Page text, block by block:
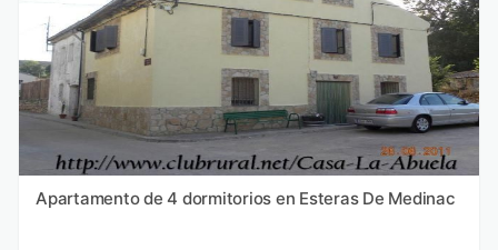
Apartamento de 4 dormitorios en Esteras De Medinac